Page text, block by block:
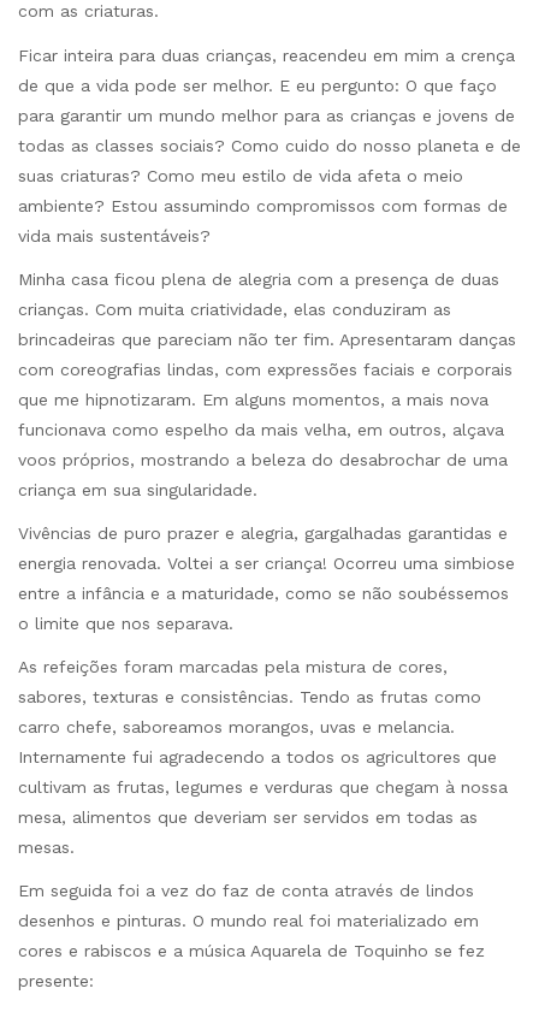
com as criaturas.
Ficar inteira para duas crianças, reacendeu em mim a crença
de que a vida pode ser melhor. E eu pergunto: O que faço
para garantir um mundo melhor para as crianças e jovens de
todas as classes sociais? Como cuido do nosso planeta e de
suas criaturas? Como meu estilo de vida afeta o meio
ambiente? Estou assumindo compromissos com formas de
vida mais sustentáveis?
Minha casa ficou plena de alegria com a presença de duas
crianças. Com muita criatividade, elas conduziram as
brincadeiras que pareciam não ter fim. Apresentaram danças
com coreografias lindas, com expressões faciais e corporais
que me hipnotizaram. Em alguns momentos, a mais nova
funcionava como espelho da mais velha, em outros, alçava
voos próprios, mostrando a beleza do desabrochar de uma
criança em sua singularidade.
Vivências de puro prazer e alegria, gargalhadas garantidas e
energia renovada. Voltei a ser criança! Ocorreu uma simbiose
entre a infância e a maturidade, como se não soubéssemos
o limite que nos separava.
As refeições foram marcadas pela mistura de cores,
sabores, texturas e consistências. Tendo as frutas como
carro chefe, saboreamos morangos, uvas e melancia.
Internamente fui agradecendo a todos os agricultores que
cultivam as frutas, legumes e verduras que chegam à nossa
mesa, alimentos que deveriam ser servidos em todas as
mesas.
Em seguida foi a vez do faz de conta através de lindos
desenhos e pinturas. O mundo real foi materializado em
cores e rabiscos e a música Aquarela de Toquinho se fez
presente: